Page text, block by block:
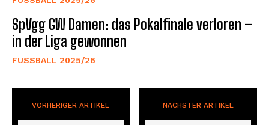
SpVgg GW Damen: das Pokalfinale verloren –
in der Liga gewonnen
FUSSBALL 2025/26
VORHERIGER ARTIKEL NÄCHSTER ARTIKEL